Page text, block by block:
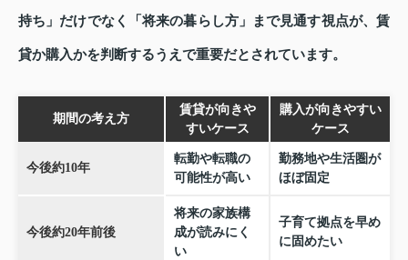
持ち」だけでなく「将来の暮らし方」まで見通す視点が、賃
貸か購入かを判断するうえで重要だとされています。
期間の考え方
賃貸が向きや
すいケース
購入が向きやすい
ケース
今後約10年
転勤や転職の
可能性が高い
勤務地や生活圏が
ほぼ固定
今後約20年前後
将来の家族構
成が読みにく
い
子育て拠点を早め
に固めたい